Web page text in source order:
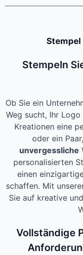
Stempeln
Ob Sie ein
Weg sucht, Ihr
Kreationen eine
oder ein
unvergessliche
personalisierten
einen
schaffen. Mit
Sie auf kreative
Vollständige